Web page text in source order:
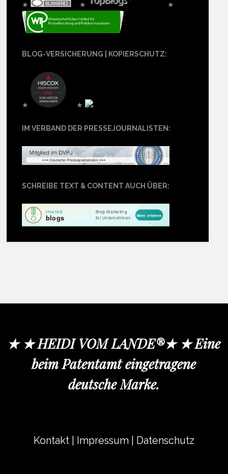
★ ★ ★
BLOG-VERSICHERUNG | KOPIERSCHUTZ:
★ ★
IM VERBAND DER PRESSEJOURNALISTEN:
SCHREIBE TEXT & CONTENT AUCH ÜBER:
★ ★ HEIDI VOM LANDE®★ ★ Eine
beim Patentamt eingetragene
deutsche Marke.
Kontakt Impressum Datenschutz